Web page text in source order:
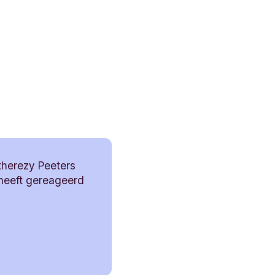
Peeters
gereageerd